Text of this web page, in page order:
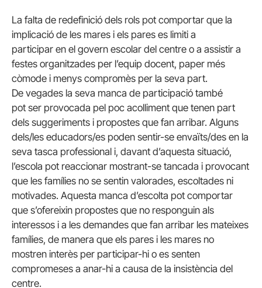
La falta de redefinició dels rols pot comportar que la
implicació de les mares i els pares es limiti a
participar en el govern escolar del centre o a assistir a
festes organitzades per l’equip docent, paper més
còmode i menys compromès per la seva part.
De vegades la seva manca de participació també
pot ser provocada pel poc acolliment que tenen part
dels suggeriments i propostes que fan arribar. Alguns
dels/les educadors/es poden sentir-se envaïts/des en la
seva tasca professional i, davant d’aquesta situació,
l’escola pot reaccionar mostrant-se tancada i provocant
que les famílies no se sentin valorades, escoltades ni
motivades. Aquesta manca d’escolta pot comportar
que s’ofereixin propostes que no responguin als
interessos i a les demandes que fan arribar les mateixes
famílies, de manera que els pares i les mares no
mostren interès per participar-hi o es senten
compromeses a anar-hi a causa de la insistència del
centre.